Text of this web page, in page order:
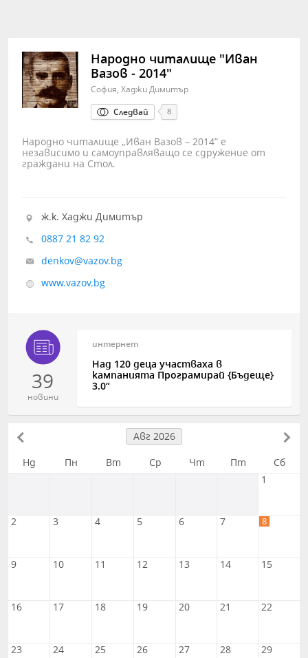
Народно читалище "Иван
Вазов - 2014"
София, Хаджи Димитър
Следвай
8
Народно читалище „Иван Вазов – 2014” е
независимо и самоуправляващо се сдружение от
граждани на Стол.
ж.к. Хаджи Димитър
0887 21 82 92
denkov@vazov.bg
www.vazov.bg
39
новини
интернет
Над 120 деца участваха в
кампанията Програмирай {Бъдеще}
3.0“
Авг 2026
Нд
Пн Вт Ср Чт Пт
Сб
1
2 3 4 5 6 7 8
9 10 11 12 13 14 15
16 17 18 19 20 21 22
23 24 25 26 27 28 29